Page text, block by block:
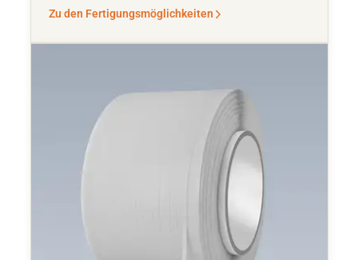
Zu den Fertigungsmöglichkeiten